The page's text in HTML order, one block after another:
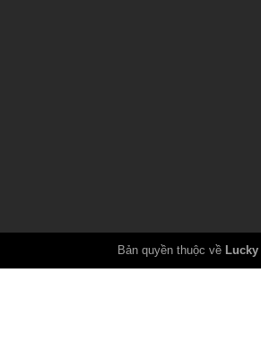
Bản quyền thuộc về